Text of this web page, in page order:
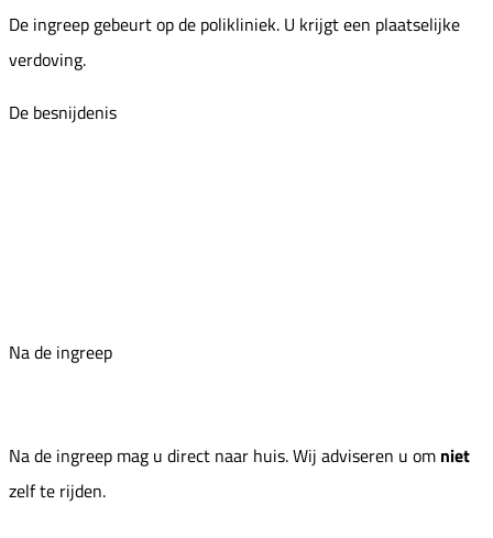
De ingreep gebeurt op de polikliniek. U krijgt een plaatselijke
verdoving.
De besnijdenis
Na de ingreep
Na de ingreep mag u direct naar huis. Wij adviseren u om niet
zelf te rijden.